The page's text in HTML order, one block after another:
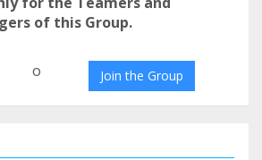
of this Group.
o Join the Group